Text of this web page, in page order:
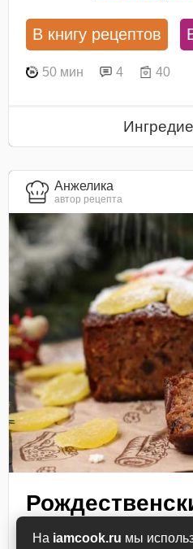
На iamcook.ru мы
В книгу рецептов
50 мин 4 40
Анжелика
автор рецепта
Эмили